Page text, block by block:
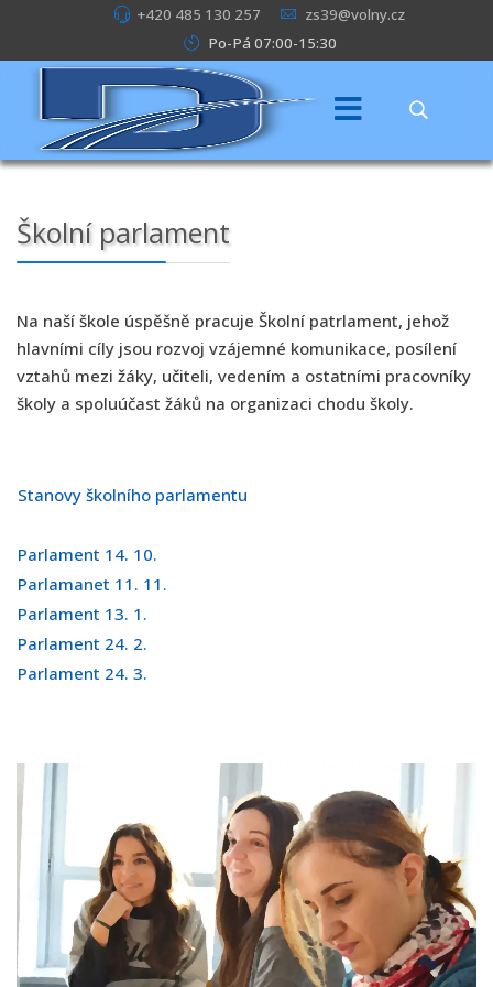
+420 485 130 257
zs39@volny.cz
Po-Pá 07:00-15:30
Školní parlament
Na naší škole úspěšně pracuje Školní patrlament, jehož
hlavními cíly jsou rozvoj vzájemné komunikace, posílení
vztahů mezi žáky, učiteli, vedením a ostatními pracovníky
školy a spoluúčast žáků na organizaci chodu školy.
Stanovy školního parlamentu
Parlament 14. 10.
Parlamanet 11. 11.
Parlament 13. 1.
Parlament 24. 2.
Parlament 24. 3.